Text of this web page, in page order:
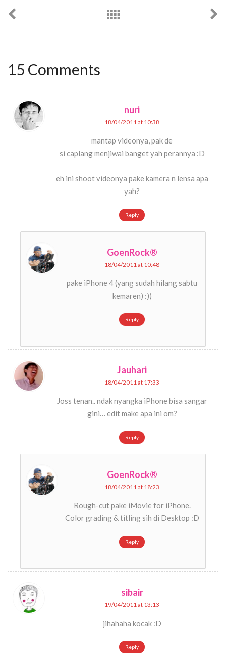
15 Comments
nuri
18/04/2011 at 10:38
mantap videonya, pak de
si caplang menjiwai banget yah perannya :D
eh ini shoot videonya pake kamera n lensa apa
yah?
Reply
GoenRock®
18/04/2011 at 10:48
pake iPhone 4 (yang sudah hilang sabtu
kemaren) :))
Reply
Jauhari
18/04/2011 at 17:33
Joss tenan.. ndak nyangka iPhone bisa sangar
gini… edit make apa ini om?
Reply
GoenRock®
18/04/2011 at 18:23
Rough-cut pake iMovie for iPhone.
Color grading & titling sih di Desktop :D
Reply
sibair
19/04/2011 at 13:13
jihahaha kocak :D
Reply